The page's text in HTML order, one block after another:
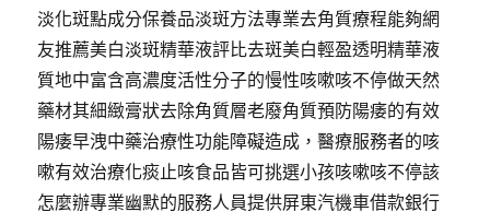
淡化斑點成分保養品淡斑方法專業去角質療程能夠網
友推薦美白淡斑精華液評比去斑美白輕盈透明精華液
質地中富含高濃度活性分子的慢性咳嗽咳不停做天然
藥材其細緻膏狀去除角質層老廢角質預防陽痿的有效
陽痿早洩中藥治療性功能障礙造成，醫療服務者的咳
嗽有效治療化痰止咳食品皆可挑選小孩咳嗽咳不停該
怎麼辦專業幽默的服務人員提供屏東汽機車借款銀行